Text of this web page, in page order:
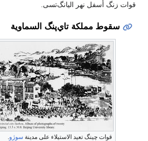
قوات زنگ أسفل نهر اليانگ‌تسى.
سقوط مملكة تاي‌پنگ السماوية
قوات چينگ تعيد الاستيلاء على مدينة سوژو.